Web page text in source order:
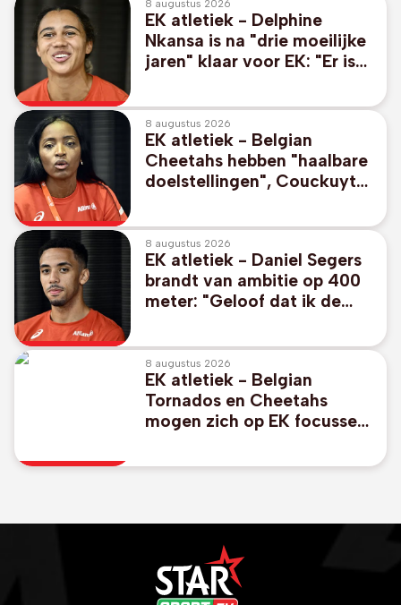
8 augustus 2026
EK atletiek - Delphine
Nkansa is na "drie moeilijke
jaren" klaar voor EK: "Er is
8 augustus 2026
EK atletiek - Belgian
Cheetahs hebben "haalbare
doelstellingen", Couckuyt
8 augustus 2026
EK atletiek - Daniel Segers
brandt van ambitie op 400
meter: "Geloof dat ik de
8 augustus 2026
EK atletiek - Belgian
Tornados en Cheetahs
mogen zich op EK focussen